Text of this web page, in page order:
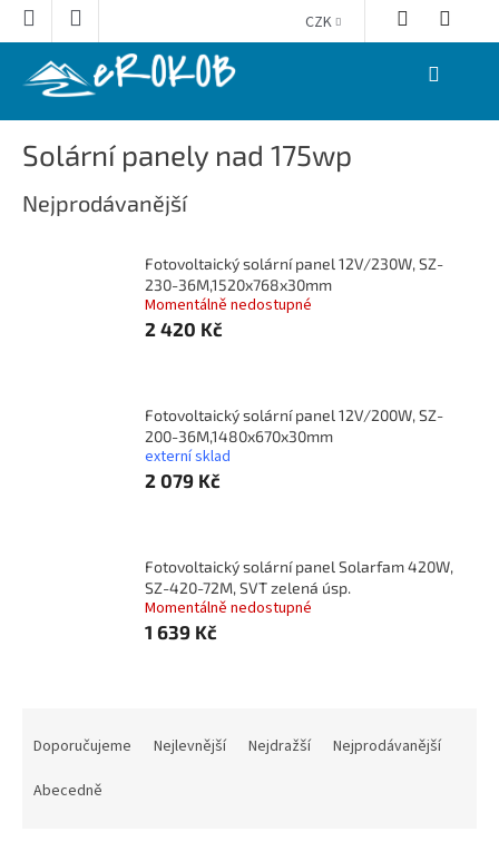
Přejít
CZK
NÁKUPNÍ
Solární panely nad 175wp
Nejprodávanější
Fotovoltaický solární panel 12V/230W, SZ-
230-36M,1520x768x30mm
Momentálně nedostupné
2 420 Kč
Fotovoltaický solární panel 12V/200W, SZ-
200-36M,1480x670x30mm
externí sklad
2 079 Kč
Fotovoltaický solární panel Solarfam 420W,
SZ-420-72M, SVT zelená úsp.
Momentálně nedostupné
1 639 Kč
Doporučujeme Nejlevnější Nejdražší
Nejprodávanější
Abecedně